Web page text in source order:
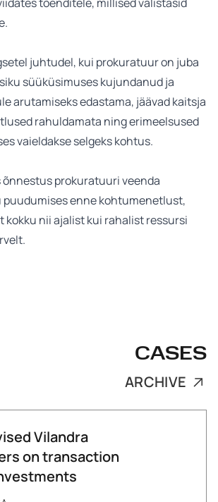
juhtudel, kui prokuratuur on juba
süüküsimuses kujundanud ja
arutamiseks edastama, jäävad kaitsja
rahuldamata ning erimeelsused
vaieldakse selgeks kohtus.
õnnestus prokuratuuri veenda
puudumises enne kohtumenetlust,
kokku nii ajalist kui rahalist ressursi
CASES
ARCHIVE
Vilandra
on transaction